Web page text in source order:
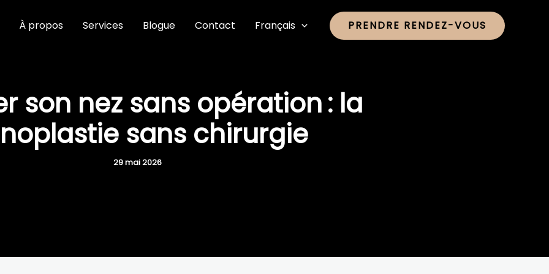
À propos Services Blogue Contact Français PRENDRE RENDEZ-VOUS
son nez sans opération : la
sans chirurgie
29 mai 2026